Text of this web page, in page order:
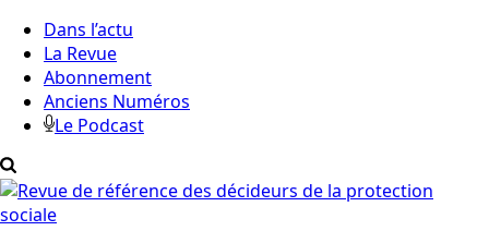
Dans l’actu
La Revue
Abonnement
Anciens Numéros
Le Podcast